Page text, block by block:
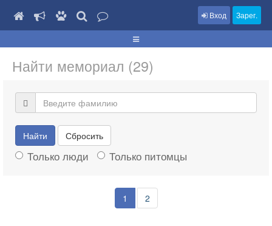
Вход Зарег.
Найти мемориал (29)
Найти Сбросить
Только люди Только питомцы
1 2